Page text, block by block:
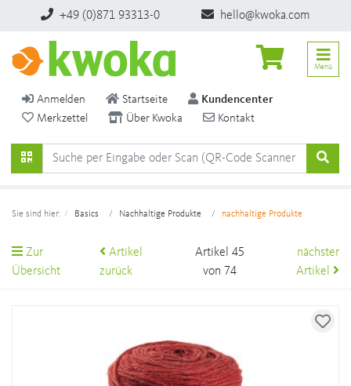
+49 (0)871 93313-0 hello@kwoka.com
Anmelden Startseite
Kundencenter
Merkzettel
Über Kwoka Kontakt
Menü
Sie sind hier: Basics Nachhaltige Produkte nachhaltige Produkte
Zur
Übersicht
Artikel
zurück
Artikel 45
von 74
nächster
Artikel